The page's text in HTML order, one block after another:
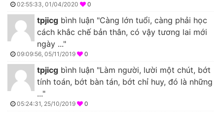
02:55:33, 01/04/2020 0
tpjicg bình luận "Càng lớn tuổi, càng phải học
cách khắc chế bản thân, có vậy tương lai mới
ngày ..."
09:09:56, 05/11/2019 0
tpjicg bình luận "Làm người, lười một chút, bớt
tính toán, bớt bàn tán, bớt chỉ huy, đó là những
..."
05:24:31, 25/10/2019 0